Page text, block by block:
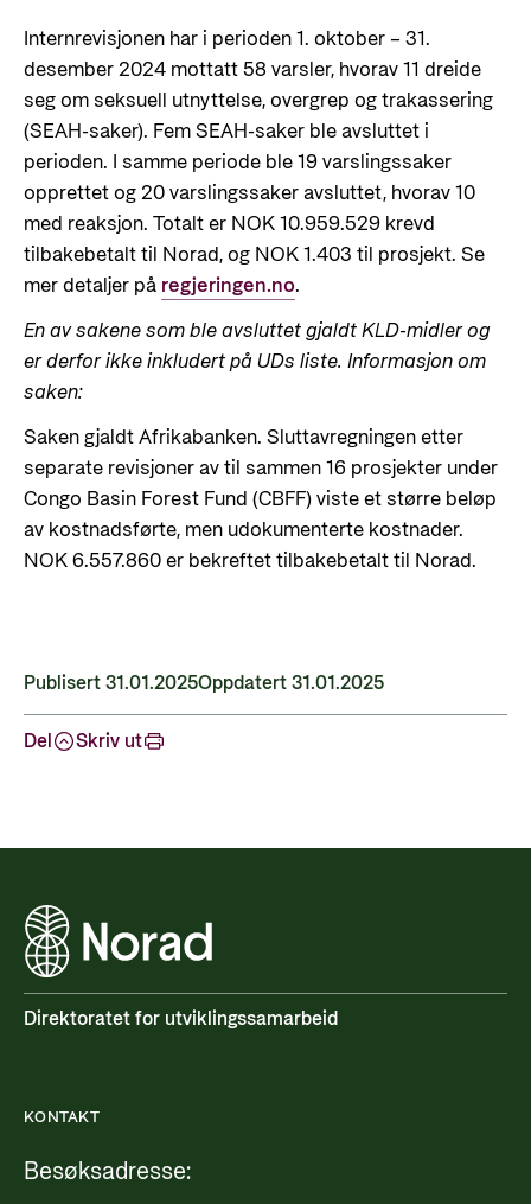
Norad analyserer
Hvordan jobber vi mot misbruk og korrupsjon i
bistanden?
Tematiske områder
Humanitær og helhetlig innsats
Nansen-programmet for Ukraina
Klima, mat, miljø og energi
Menneskerettigheter og sivilt samfunn
Utdanning og forskning
Likestilling
Helse
Styresett og økonomisk utvikling
Partner
Partner hovedside
Kunnskapsbanken
Norads plusspartnermodell
Norads temaporteføljer
Guider og regelverk
Utlysninger og tildelinger
Tilskuddsguiden
Kriterier for bistand
Regelverk for Norads tilskuddsordninger
For næringslivet
Norad - Partnerskap med privat sektor
Nyheter
Resultathistorier
Arrangementskalender
Publikasjoner
Karriere
Gå til side
Ønsker du en meningsfylt, utfordrende og
interessant arbeidsdag hvor du kan samarbeide
med engasjerte fagpersoner både nasjonalt og
internasjonalt? Velkommen til Norad!
Søke jobb i Norad
Karriere i Norad
Ledige stillinger
Spørsmål og svar om jobbmuligheter
Bli med på å bygge fremtidens
bistandsplattform
Om Norad
Gå til side
Her finer du informasjon om Norad, vår
organisasjon og våre ansatte, styrende
dokumenter og kontaktinformasjon.
Om Norad
Dette gjør Norad
Organisasjonsoversikt
Norads ledelse
Styringsdokument og årsrapporter
Kontakt
Kontakt oss
Presse og media
Postjournal
Personvern
Internrevisjonen har i perioden 1. oktober – 31.
desember 2024 mottatt 58 varsler, hvorav 11 dreide
seg om seksuell utnyttelse, overgrep og trakassering
(SEAH-saker). Fem SEAH-saker ble avsluttet i
perioden. I samme periode ble 19 varslingssaker
opprettet og 20 varslingssaker avsluttet, hvorav 10
med reaksjon. Totalt er NOK 10.959.529 krevd
tilbakebetalt til Norad, og NOK 1.403 til prosjekt. Se
mer detaljer på regjeringen.no.
En av sakene som ble avsluttet gjaldt KLD-midler og
er derfor ikke inkludert på UDs liste. Informasjon om
saken:
Saken gjaldt Afrikabanken. Sluttavregningen etter
separate revisjoner av til sammen 16 prosjekter under
Congo Basin Forest Fund (CBFF) viste et større beløp
av kostnadsførte, men udokumenterte kostnader.
NOK 6.557.860 er bekreftet tilbakebetalt til Norad.
Publisert 31.01.2025Oppdatert 31.01.2025
Del Skriv ut
Direktoratet for utviklingssamarbeid
KONTAKT
Besøksadresse: